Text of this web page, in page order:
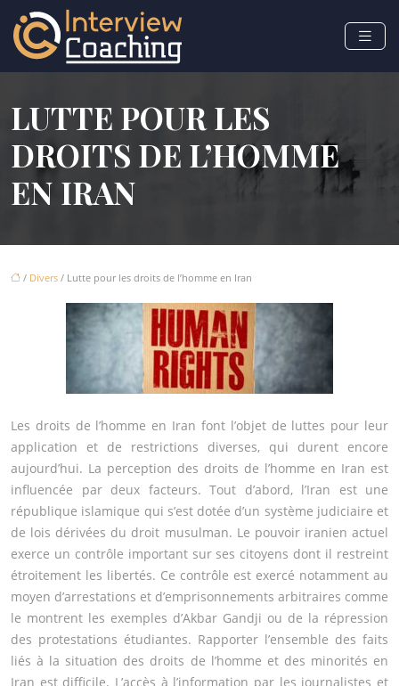
LUTTE POUR LES
DROITS DE L’HOMME
EN IRAN
/ Divers / Lutte pour les droits de l’homme en Iran
Les droits de l’homme en Iran font l’objet de luttes pour leur
application et de restrictions diverses, qui durent encore
aujourd’hui. La perception des droits de l’homme en Iran est
influencée par deux facteurs. Tout d’abord, l’Iran est une
république islamique qui s’est dotée d’un système judiciaire et
de lois dérivées du droit musulman. Le pouvoir iranien actuel
exerce un contrôle important sur ses citoyens dont il restreint
étroitement les libertés. Ce contrôle est exercé notamment au
moyen d’arrestations et d’emprisonnements arbitraires comme
le montrent les exemples d’Akbar Gandji ou de la répression
des protestations étudiantes. Rapporter l’ensemble des faits
liés à la situation des droits de l’homme et des minorités en
Iran est difficile. L’accès à l’information par les journalistes et